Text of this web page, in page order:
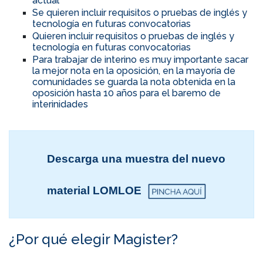
Se quieren incluir requisitos o pruebas de inglés y
tecnología en futuras convocatorias
Quieren incluir requisitos o pruebas de inglés y
tecnología en futuras convocatorias
Para trabajar de interino es muy importante sacar
la mejor nota en la oposición, en la mayoría de
comunidades se guarda la nota obtenida en la
oposición hasta 10 años para el baremo de
interinidades
Descarga una muestra del nuevo
material LOMLOE
¿Por qué elegir Magister?